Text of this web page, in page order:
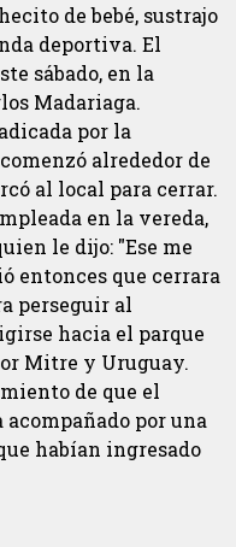
de bebé, sustrajo
deportiva. El
sábado, en la
Madariaga.
por la
alrededor de
al local para cerrar.
en la vereda,
le dijo: "Ese me
entonces que cerrara
perseguir al
hacia el parque
Mitre y Uruguay.
de que el
acompañado por una
habían ingresado